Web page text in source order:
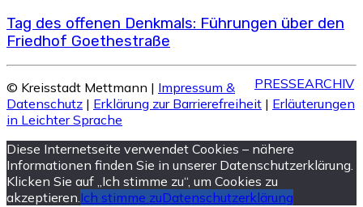
Tag des offenen Denkmals: Führungen über den
Friedhof Goethestraße
PRESSEARCHIV
© Kreisstadt Mettmann | Impressum &
Datenschutz | Erklärung zur Barrierefreiheit | Erläuterungen
in Leichter Sprache
Diese Internetseite verwendet Cookies – nähere
Informationen finden Sie in unserer Datenschutzerklärung.
Klicken Sie auf „Ich stimme zu“, um Cookies zu
akzeptieren.Ich stimme zuDatenschutzerklärung